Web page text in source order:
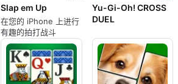
Slap em Up
在您的 iPhone 上进行
有趣的拍打战斗
Yu-Gi-Oh! CROSS
DUEL